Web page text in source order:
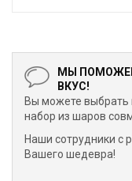
МЫ
ВКУС!
Вы можете выбрать
набор из шаров
Наши сотрудники с
Вашего шедевра!